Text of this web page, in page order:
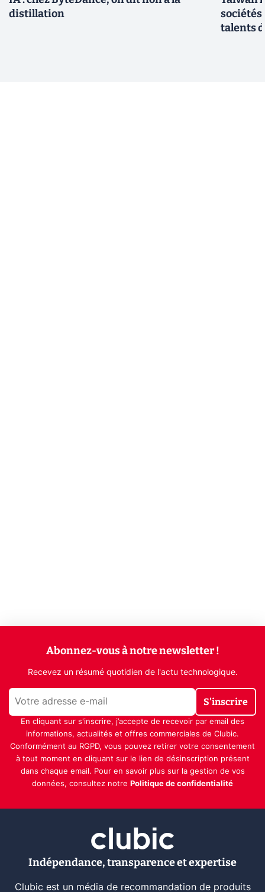
distillation
sociétés
talents
Abonnez-vous à notre newsletter !
Recevez un résumé quotidien de l'actu technologique.
S'inscrire
En cliquant sur s'inscrire, j’accepte de recevoir par email des
informations, actualités et offres commerciales de Clubic.
Conformément au RGPD, vous pouvez retirer votre consentement
à tout moment en cliquant sur le lien de désinscription présent
dans chaque email. Pour en savoir plus sur la gestion de vos
données, consultez notre Politique de confidentialité
Indépendance, transparence et expertise
Clubic est un média de recommandation de produits